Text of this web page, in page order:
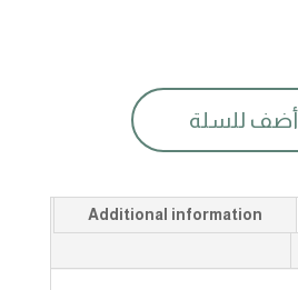
أضف للسلة
Additional information